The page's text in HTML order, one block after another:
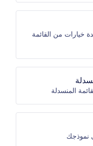
خيارات من القائمة
المنسدلة
نموذجك